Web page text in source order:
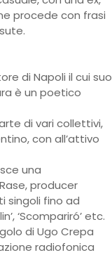
procede con frasi
di Napoli il cui suo
è un poetico
di vari collettivi,
con all’attivo
una
producer
singoli fino ad
‘Scompariró’ etc.
di Ugo Crepa
radiofonica